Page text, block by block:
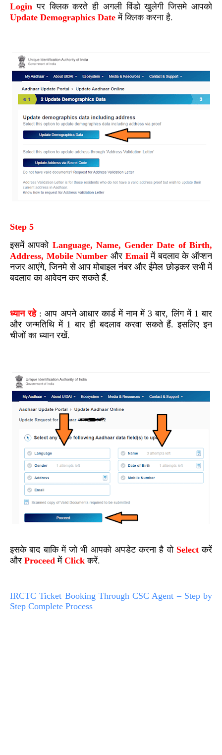
Login पर क्लिक करते ही अगली विंडो खुलेगी जिसमे आपको
Update Demographics Date में क्लिक करना है.
Step 5
इसमें आपको Language, Name, Gender Date of Birth,
Address, Mobile Number और Emailमें बदलाव के ऑप्शन
नजर आएंगे, जिनमे से आप मोबाइल नंबर और ईमेल छोड़कर सभी में
बदलाव का आवेदन कर सकते हैं.
ध्यान रहे: आप अपने आधार कार्ड में नाम में 3 बार, लिंग में 1 बार
और जन्मतिथि में 1 बार ही बदलाव करवा सकते हैं. इसलिए इन
चीजों का ध्यान रखें.
इसके बाद बाकि में जो भी आपको अपडेट करना है वो Selectकरें
और Proceed में Clickकरें.
IRCTC Ticket Booking Through CSC Agent – Step by
Step Complete Process